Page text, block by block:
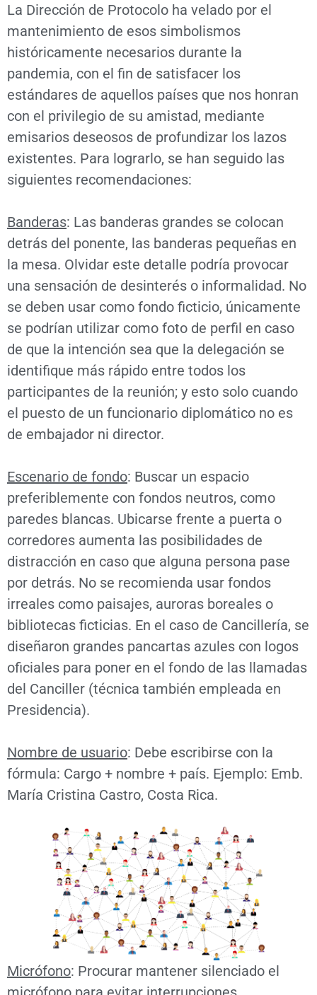
La Dirección de Protocolo ha velado por el
mantenimiento de esos simbolismos
históricamente necesarios durante la
pandemia, con el fin de satisfacer los
estándares de aquellos países que nos honran
con el privilegio de su amistad, mediante
emisarios deseosos de profundizar los lazos
existentes. Para lograrlo, se han seguido las
siguientes recomendaciones:
Banderas: Las banderas grandes se colocan
detrás del ponente, las banderas pequeñas en
la mesa. Olvidar este detalle podría provocar
una sensación de desinterés o informalidad. No
se deben usar como fondo ficticio, únicamente
se podrían utilizar como foto de perfil en caso
de que la intención sea que la delegación se
identifique más rápido entre todos los
participantes de la reunión; y esto solo cuando
el puesto de un funcionario diplomático no es
de embajador ni director.
Escenario de fondo: Buscar un espacio
preferiblemente con fondos neutros, como
paredes blancas. Ubicarse frente a puerta o
corredores aumenta las posibilidades de
distracción en caso que alguna persona pase
por detrás. No se recomienda usar fondos
irreales como paisajes, auroras boreales o
bibliotecas ficticias. En el caso de Cancillería, se
diseñaron grandes pancartas azules con logos
oficiales para poner en el fondo de las llamadas
del Canciller (técnica también empleada en
Presidencia).
Nombre de usuario: Debe escribirse con la
fórmula: Cargo + nombre + país. Ejemplo: Emb.
María Cristina Castro, Costa Rica.
Micrófono: Procurar mantener silenciado el